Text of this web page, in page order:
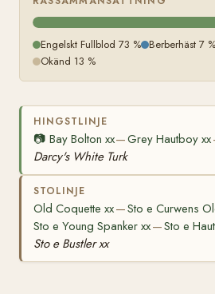
Engelskt Fullblod 73 % Berberhäst 7 %
Okänd 13 %
HINGSTLINJE
📷 Bay Bolton xx—Grey Hautboy xx
Darcy's White Turk
STOLINJE
Old Coquette xx—Sto e Curwens
Sto e Young Spanker xx—Sto e
Sto e Bustler xx